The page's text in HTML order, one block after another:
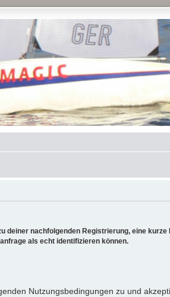
nachfolgenden Registrierung, eine
als echt identifizieren können.
Nutzungsbedingungen zu und